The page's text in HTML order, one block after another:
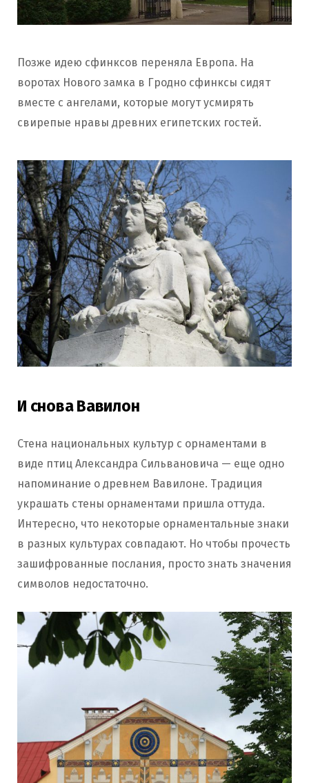
Позже идею сфинксов переняла Европа. На
воротах Нового замка в Гродно сфинксы сидят
вместе с ангелами, которые могут усмирять
свирепые нравы древних египетских гостей.
И снова Вавилон
Стена национальных культур с орнаментами в
виде птиц Александра Сильвановича — еще одно
напоминание о древнем Вавилоне. Традиция
украшать стены орнаментами пришла оттуда.
Интересно, что некоторые орнаментальные знаки
в разных культурах совпадают. Но чтобы прочесть
зашифрованные послания, просто знать значения
символов недостаточно.